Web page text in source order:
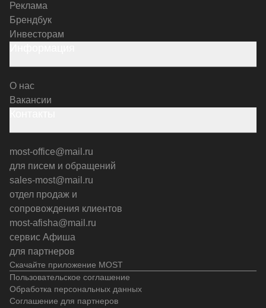
Скачайте приложение MOST
Реклама
Брендбук
Инвесторам
О нас
Вакансии
most-office@mail.ru
для писем и обращений
sales-most@mail.ru
отдел продаж и
сопровождения клиентов
most-afisha@mail.ru
сервис Афиша
для партнеров
Пользовательское соглашение
Обработка персональных данных
Соглашение для партнеров